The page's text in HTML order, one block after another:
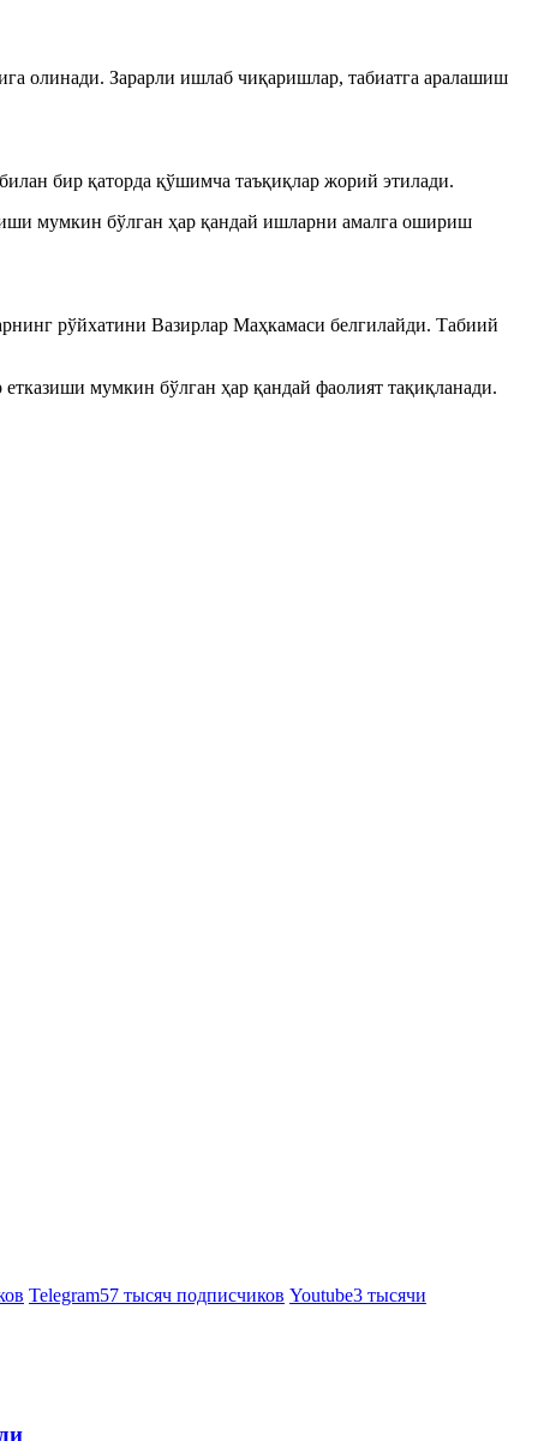
олинади. Зарарли ишлаб чиқаришлар, табиатга аралашиш
бир қаторда қўшимча таъқиқлар жорий этилади.
мумкин бўлган ҳар қандай ишларни амалга ошириш
рўйхатини Вазирлар Маҳкамаси белгилайди. Табиий
мумкин бўлган ҳар қандай фаолият тақиқланади.
Telegram57 тысяч подписчиков Youtube3 тысячи